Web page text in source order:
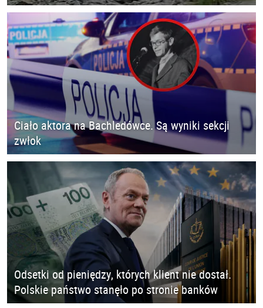
Ciało aktora na Bachledówce. Są wyniki sekcji
zwłok
Odsetki od pieniędzy, których klient nie dostał.
Polskie państwo stanęło po stronie banków